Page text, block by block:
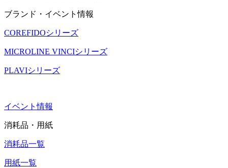
ブランド・イベント情報
COREFIDOシリーズ
MICROLINE VINCIシリーズ
PLAVIシリーズ
イベント情報
消耗品・用紙
消耗品一覧
用紙一覧